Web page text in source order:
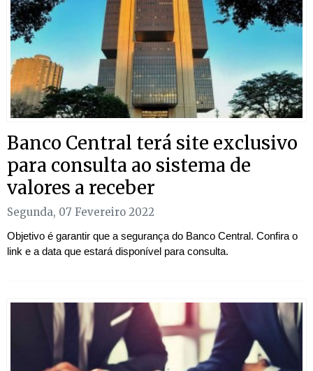
Banco Central terá site exclusivo
para consulta ao sistema de
valores a receber
Segunda, 07 Fevereiro 2022
Objetivo é garantir que a segurança do Banco Central. Confira o
link e a data que estará disponível para consulta.